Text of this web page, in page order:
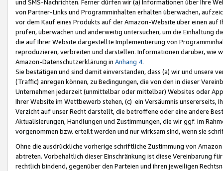
und SMS-Nachrichten. Ferner dürfen wir (a) Informationen über Ihre
von Partner-Links und Programminhalten erhalten überwachen,
vor dem Kauf eines Produkts auf der Amazon-Website über einen
prüfen, überwachen und anderweitig untersuchen, um die Einhaltung
die auf Ihrer Website dargestellte Implementierung von
reproduzieren, verbreiten und darstellen. Informationen darüber, wie
Amazon-Datenschutzerklärung in Anhang 4.
Sie bestätigen und sind damit einverstanden, dass (a) wir und
(Traffic) anregen können, zu Bedingungen, die von den in dieser
Unternehmen jederzeit (unmittelbar oder mittelbar) Websites oder
Ihrer Website im Wettbewerb stehen, (c) ein Versäumnis unsererseits,
Verzicht auf unser Recht darstellt, die betroffene oder eine andere
Aktualisierungen, Handlungen und Zustimmungen, die wir ggf. im
vorgenommen bzw. erteilt werden und nur wirksam sind, wenn sie
Ohne die ausdrückliche vorherige schriftliche Zustimmung von
abtreten. Vorbehaltlich dieser Einschränkung ist diese Vereinbarung
rechtlich bindend, gegenüber den Parteien und ihren jeweiligen